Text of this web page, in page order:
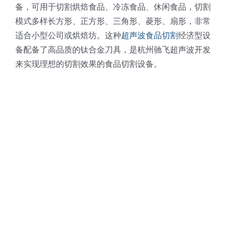
备，可用于切割烘焙食品、冷冻食品、休闲食品，切割
模式多样长方形、正方形、三角形、菱形、扇形，非常
适合小型公司或烘焙坊。这种超声波食品切割经济型设
备配备了高品质的钛合金刀具，是杭州驰飞超声波开发
来实现理想的切割效果的食品切割设备。